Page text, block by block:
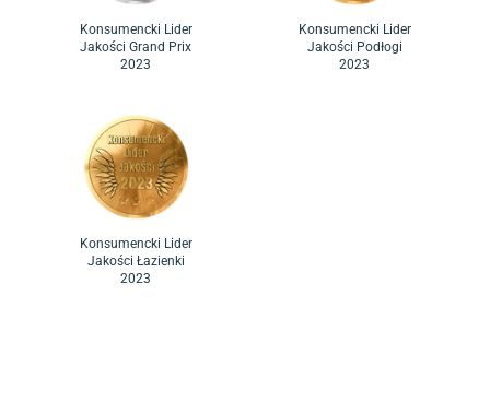
Konsumencki Lider
Jakości Grand Prix
2023
Konsumencki Lider
Jakości Podłogi
2023
Konsumencki Lider
Jakości Łazienki
2023